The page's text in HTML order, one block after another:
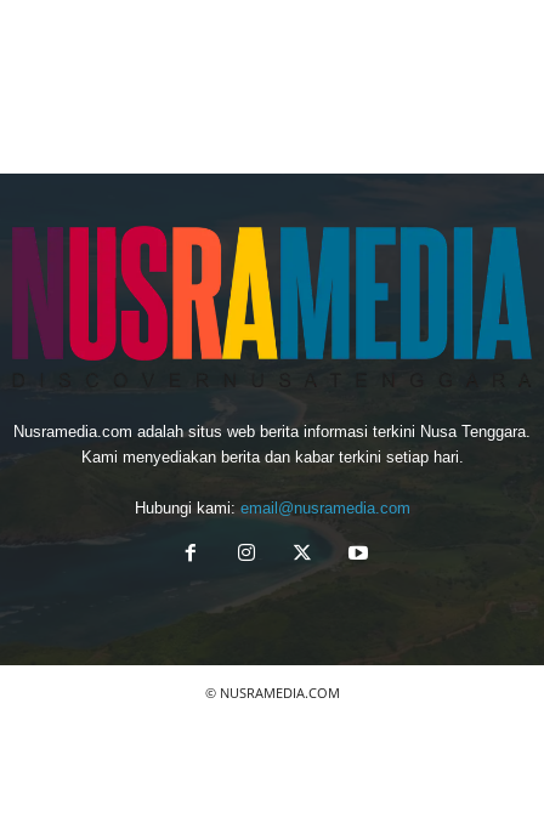
Nusramedia.com adalah situs web berita informasi terkini Nusa Tenggara.
Kami menyediakan berita dan kabar terkini setiap hari.
Hubungi kami: email@nusramedia.com
© NUSRAMEDIA.COM